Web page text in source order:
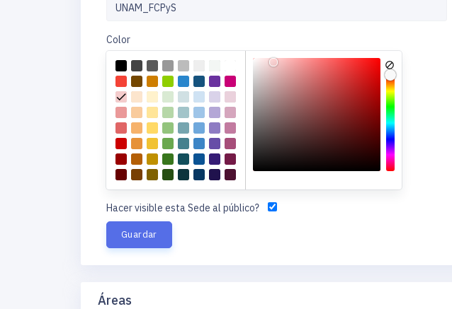
Color
Hacer visible esta Sede al público?
Áreas